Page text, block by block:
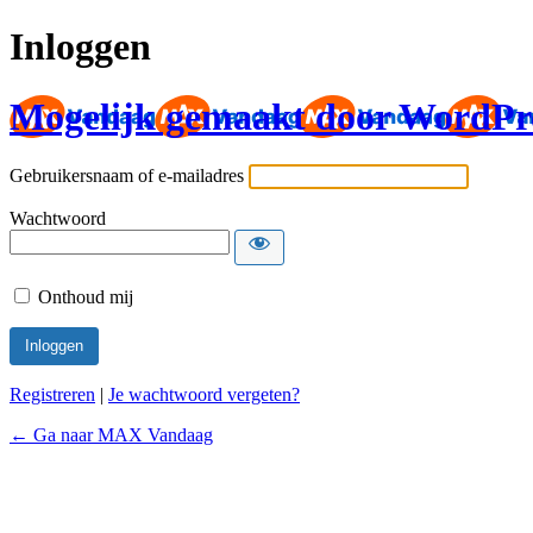
Inloggen
Mogelijk gemaakt door
Gebruikersnaam of e-mailadres
Wachtwoord
Onthoud mij
Registreren | Je wachtwoord vergeten?
← Ga naar MAX Vandaag